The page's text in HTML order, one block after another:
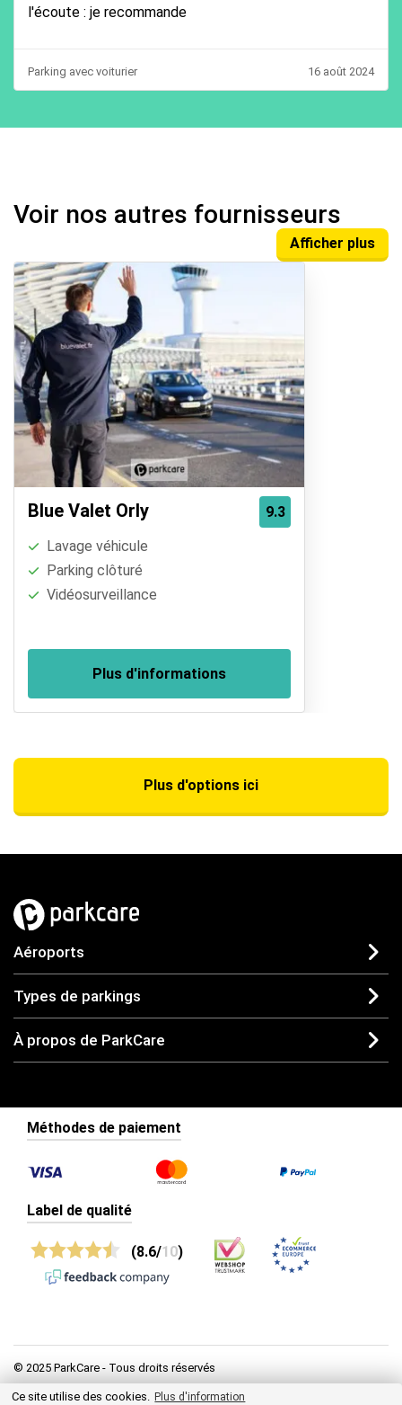
l'écoute : je recommande
Parking avec voiturier 16 août 2024
Voir nos autres fournisseurs
Afficher plus
9.3
Blue Valet Orly
Lavage véhicule
Parking clôturé
Vidéosurveillance
Plus d'informations
Plus d'options ici
Aéroports
Types de parkings
À propos de ParkCare
Méthodes de paiement
Label de qualité
(8.6/10)
© 2025 ParkCare - Tous droits réservés
Politique de confidentialité
Ce site utilise des cookies. Plus d'information